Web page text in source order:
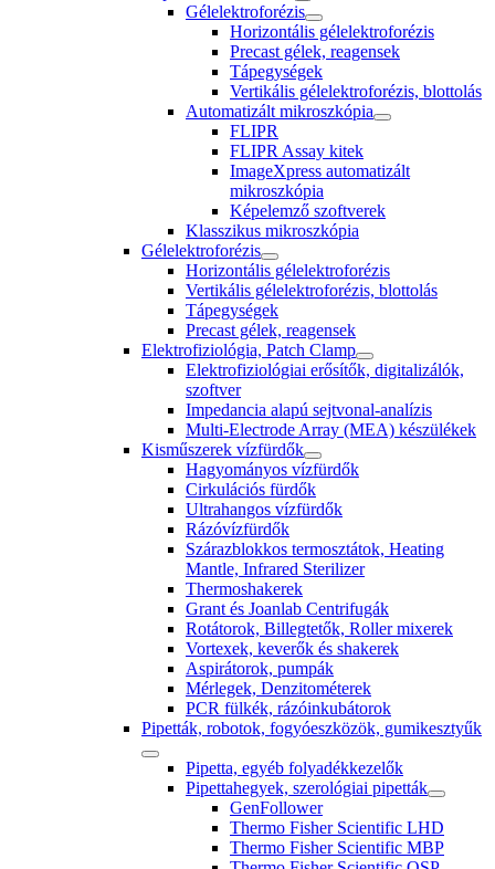
Gélelektroforézis
Horizontális gélelektroforézis
Precast gélek, reagensek
Tápegységek
Vertikális gélelektroforézis, blottolás
Automatizált mikroszkópia
FLIPR
FLIPR Assay kitek
ImageXpress automatizált
mikroszkópia
Képelemző szoftverek
Klasszikus mikroszkópia
Gélelektroforézis
Horizontális gélelektroforézis
Vertikális gélelektroforézis, blottolás
Tápegységek
Precast gélek, reagensek
Elektrofiziológia, Patch Clamp
Elektrofiziológiai erősítők, digitalizálók,
szoftver
Impedancia alapú sejtvonal-analízis
Multi-Electrode Array (MEA) készülékek
Kisműszerek vízfürdők
Hagyományos vízfürdők
Cirkulációs fürdők
Ultrahangos vízfürdők
Rázóvízfürdők
Szárazblokkos termosztátok, Heating
Mantle, Infrared Sterilizer
Thermoshakerek
Grant és Joanlab Centrifugák
Rotátorok, Billegtetők, Roller mixerek
Vortexek, keverők és shakerek
Aspirátorok, pumpák
Mérlegek, Denzitométerek
PCR fülkék, rázóinkubátorok
Pipetták, robotok, fogyóeszközök, gumikesztyűk
Pipetta, egyéb folyadékkezelők
Pipettahegyek, szerológiai pipetták
GenFollower
Thermo Fisher Scientific LHD
Thermo Fisher Scientific MBP